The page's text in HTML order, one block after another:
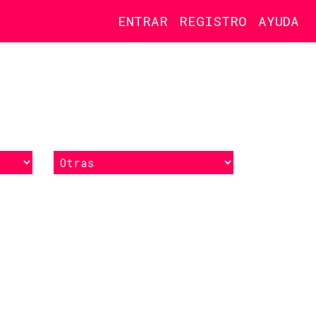
ENTRAR REGISTRO AYUDA